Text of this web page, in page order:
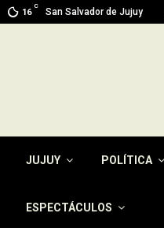
16
C
San Salvador de Jujuy
Jujuy: prevén máximas de 26…
JUJUY POLÍTICA
ESPECTÁCULOS